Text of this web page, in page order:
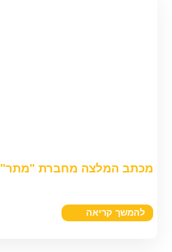
מכתב המלצה מחברת "מתר"
להמשך קריאה